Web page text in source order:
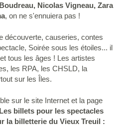
Nicolas Vigneau, Zara
, on ne s'ennuiera pas !
découverte, causeries, contes
Soirée sous les étoiles... il
tous les âges ! Les artistes
les RPA, les CHSLD, la
sur les Îles.
sur le site Internet et la page
Les billets pour les spectacles
la billetterie du Vieux Treuil :